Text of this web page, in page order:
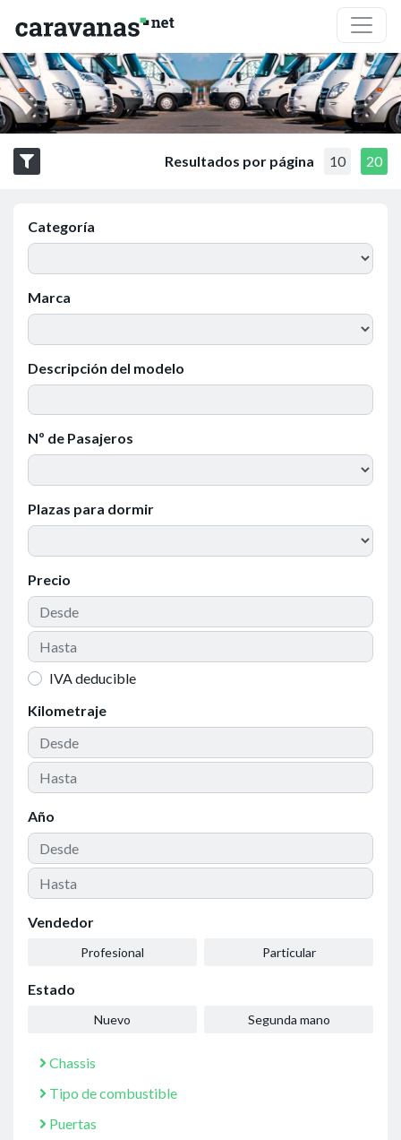
Resultados por página 10 20
Categoría
Marca
Descripción del modelo
Nº de Pasajeros
Plazas para dormir
Precio
IVA deducible
Kilometraje
Año
Vendedor
Profesional Particular
Estado
Nuevo Segunda mano
Chassis
Tipo de combustible
Puertas